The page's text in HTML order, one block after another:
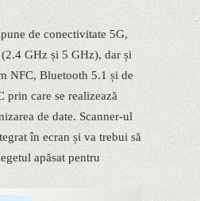
de conectivitate 5G,
GHz și 5 GHz), dar și
NFC, Bluetooth 5.1 și de
prin care se realizează
de date. Scanner-ul
în ecran și va trebui să
apăsat pentru